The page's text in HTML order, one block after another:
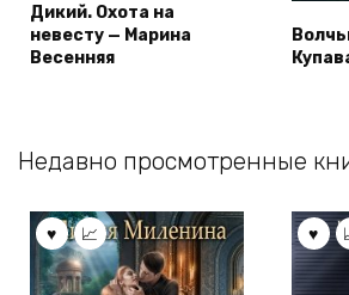
Дикий. Охота на
невесту — Марина
Весенняя
Недавно просмотренные